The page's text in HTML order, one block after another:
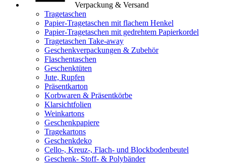
Verpackung & Versand
Tragetaschen
Papier-Tragetaschen mit flachem Henkel
Papier-Tragetaschen mit gedrehtem Papierkordel
Tragetaschen Take-away
Geschenkverpackungen & Zubehör
Flaschentaschen
Geschenktüten
Jute, Rupfen
Präsentkarton
Korbwaren & Präsentkörbe
Klarsichtfolien
Weinkartons
Geschenkpapiere
Tragekartons
Geschenkdeko
Cello-, Kreuz-, Flach- und Blockbodenbeutel
Geschenk- Stoff- & Polybänder